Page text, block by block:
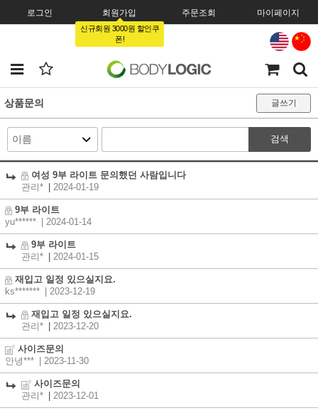
로그인 회원가입
신규회원 3000원 할인쿠
폰!
주문조회 마이페이지
상품문의 글쓰기
검색
여성 9부 라이트 문의했던 사람입니다
관리*
2024-01-19
9부 라이트
yu******
| 2024-01-14
9부 라이트
관리*
2024-01-15
재입고 일정 있으실지요.
ks*******
| 2023-12-19
재입고 일정 있으실지요.
관리*
2023-12-20
사이즈문의
안녕***
| 2023-11-30
사이즈문의
관리*
2023-12-01